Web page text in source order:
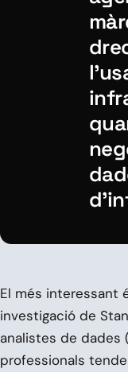
El més interessant
investigació de
analistes de dades
professionals